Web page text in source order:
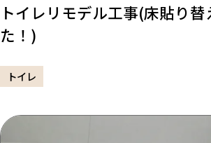
トイレリモデル工事(床貼り
た！)
トイレ